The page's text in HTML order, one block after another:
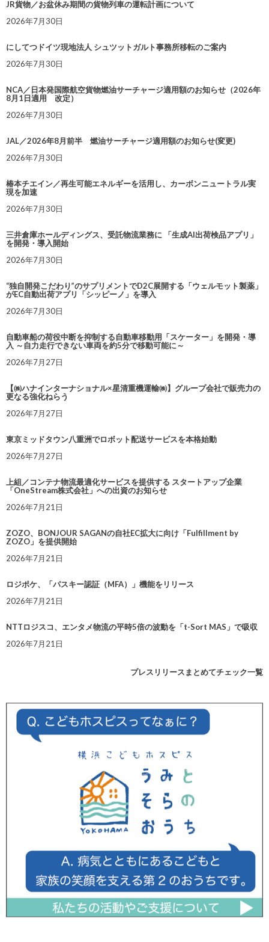
JR貨物／お盆休み期間の貨物列車の運転計画について
2026年7月30日
にしてつドイツ現地法人 シュツットガルト事務所移転のご案内
2026年7月30日
NCA／日本発国際航空貨物燃油サーチャージ適用額のお知らせ（2026年
8月1日適用 改定）
2026年7月30日
JAL／2026年8月前半 燃油サーチャージ適用額のお知らせ(変更)
2026年7月30日
椿本チエイン／再生可能エネルギーを活用し、カーボンニュートラル実
現を加速
2026年7月30日
三井倉庫ホールディングス、受託物流業務に 「生成AI出荷検品アプリ」
を開発・導入開始
2026年7月30日
“独自開発こだわり”のサプリメントでD2C展開する「ウェルモット製薬」
がEC自動出荷アプリ「シッピーノ」を導入
2026年7月30日
自動車船の荷役中断を抑制する自動車移動用「スケーター」を開発・導
入 ～自力走行できない車両を約5分で移動可能に～
2026年7月27日
【㈱ハナインターナショナル×星清重機運輸㈱】グループ会社で販売力の
更なる強化ねらう
2026年7月27日
東京ミッドタウン八重洲でロボット配送サービスを本格始動
2026年7月27日
上組／コンテナ物流最適化サービスを提供する スタートアップ企業
「OneStream株式会社」への出資のお知らせ
2026年7月21日
ZOZO、BONJOUR SAGANの自社EC拡大に向け「Fulfillment by
ZOZO」を提供開始
2026年7月21日
ロジポケ、「パスキー認証（MFA）」機能をリリース
2026年7月21日
NTTロジスコ、エンタメ物流の平時5倍の波動を「t-Sort MAS」で吸収
2026年7月21日
プレスリリースまとめてチェック一覧